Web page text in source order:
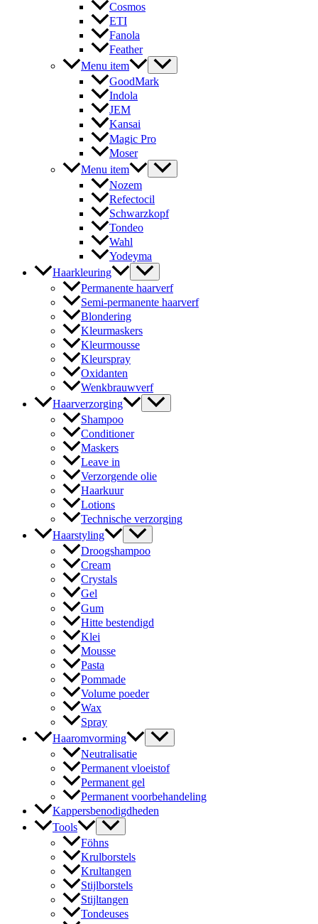
Cosmos
ETI
Fanola
Feather
Menu item
GoodMark
Indola
JEM
Kansai
Magic Pro
Moser
Menu item
Nozem
Refectocil
Schwarzkopf
Tondeo
Wahl
Yodeyma
Haarkleuring
Permanente haarverf
Semi-permanente haarverf
Blondering
Kleurmaskers
Kleurmousse
Kleurspray
Oxidanten
Wenkbrauwverf
Haarverzorging
Shampoo
Conditioner
Maskers
Leave in
Verzorgende olie
Haarkuur
Lotions
Technische verzorging
Haarstyling
Droogshampoo
Cream
Crystals
Gel
Gum
Hitte bestendigd
Klei
Mousse
Pasta
Pommade
Volume poeder
Wax
Spray
Haaromvorming
Neutralisatie
Permanent vloeistof
Permanent gel
Permanent voorbehandeling
Kappersbenodigdheden
Tools
Föhns
Krulborstels
Krultangen
Stijlborstels
Stijltangen
Tondeuses